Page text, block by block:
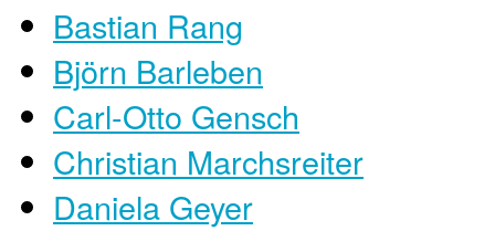
Bastian Rang
Björn Barleben
Carl-Otto Gensch
Christian Marchsreiter
Daniela Geyer